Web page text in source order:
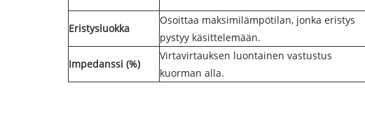
Eristysluokka
Osoittaa maksimilämpötilan, jonka eristys
pystyy käsittelemään.
Impedanssi (%)
Virtavirtauksen luontainen vastustus
kuorman alla.